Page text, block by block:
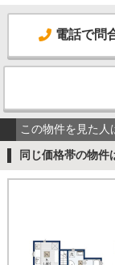
電話で問
この物件を見た人
同じ価格帯の物件